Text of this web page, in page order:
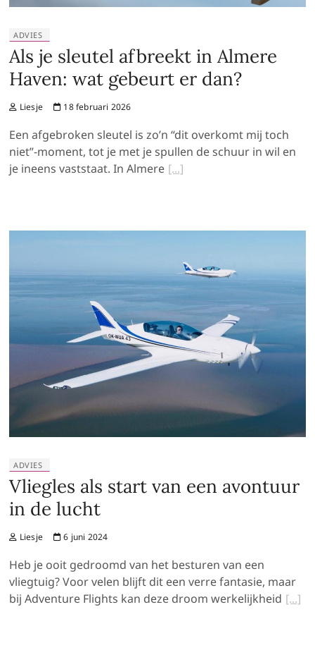
ADVIES
Als je sleutel afbreekt in Almere
Haven: wat gebeurt er dan?
Liesje 18 februari 2026
Een afgebroken sleutel is zo’n “dit overkomt mij toch
niet”-moment, tot je met je spullen de schuur in wil en
je ineens vaststaat. In Almere
ADVIES
Vliegles als start van een avontuur
in de lucht
Liesje 6 juni 2024
Heb je ooit gedroomd van het besturen van een
vliegtuig? Voor velen blijft dit een verre fantasie, maar
bij Adventure Flights kan deze droom werkelijkheid